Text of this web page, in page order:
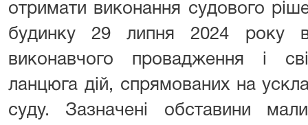
отримати виконання судового
будинку 29 липня 2024 року
виконавчого провадження і
ланцюга дій, спрямованих на
суду. Зазначені обставини